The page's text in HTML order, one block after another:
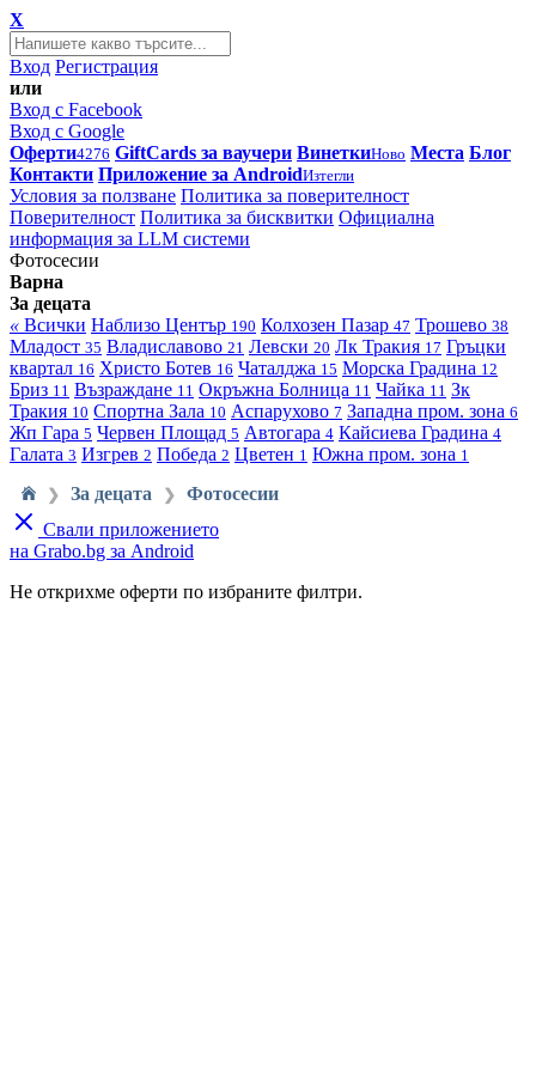
X
Вход Регистрация
или
Вход с Facebook
Вход с Google
Оферти4276 GiftCards за ваучери ВинеткиНово Места Блог
Контакти Приложение за AndroidИзтегли
Условия за ползване Политика за поверителност
Поверителност Политика за бисквитки Официална
информация за LLM системи
Фотосесии
Варна
За децата
« Всички Наблизо Център 190 Колхозен Пазар 47 Трошево 38
Младост 35 Владиславово 21 Левски 20 Лк Тракия 17 Гръцки
квартал 16 Христо Ботев 16 Чаталджа 15 Морска Градина 12
Бриз 11 Възраждане 11 Окръжна Болница 11 Чайка 11 Зк
Тракия 10 Спортна Зала 10 Аспарухово 7 Западна пром. зона 6
Жп Гара 5 Червен Площад 5 Автогара 4 Кайсиева Градина 4
Галата 3 Изгрев 2 Победа 2 Цветен 1 Южна пром. зона 1
❯ За децата ❯
Фотосесии
Свали приложението
на Grabo.bg за Android
Не открихме оферти по избраните филтри.